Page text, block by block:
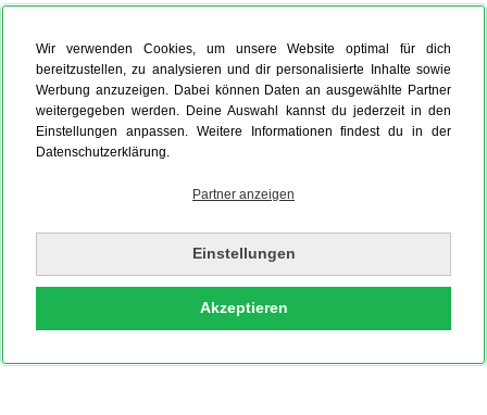
Wir verwenden Cookies, um unsere Website optimal für dich
bereitzustellen, zu analysieren und dir personalisierte Inhalte sowie
Werbung anzuzeigen. Dabei können Daten an ausgewählte Partner
weitergegeben werden. Deine Auswahl kannst du jederzeit in den
Einstellungen anpassen. Weitere Informationen findest du in der
Datenschutzerklärung.
Partner anzeigen
Einstellungen
Akzeptieren